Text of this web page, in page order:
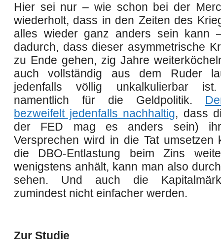
Hier sei nur – wie schon bei der
wiederholt, dass in den Zeiten des
alles wieder ganz anders sein kann
dadurch, dass dieser asymmetrische
zu Ende gehen, zig Jahre
auch vollständig aus dem Ruder
jedenfalls völlig unkalkulierbar
namentlich für die Geldpolitik.
bezweifelt jedenfalls nachhaltig, dass
der FED mag es anders sein) ihr
Versprechen wird in die Tat umsetzen
die DBO-Entlastung beim Zins
wenigstens anhält, kann man also
sehen. Und auch die
zumindest nicht einfacher werden.
Zur Studie